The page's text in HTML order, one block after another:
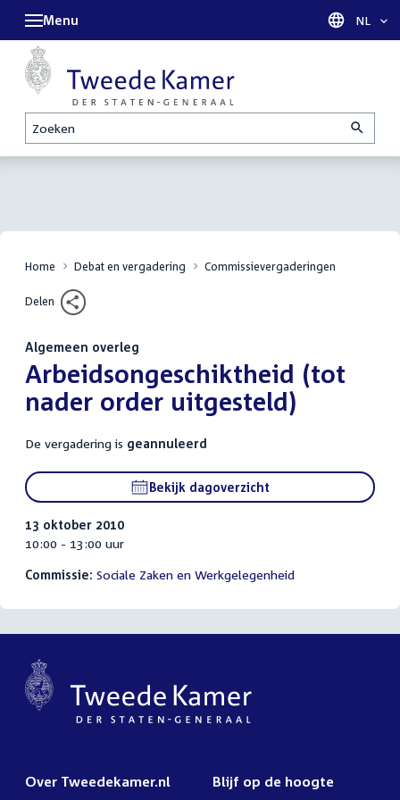
Zoeken
Menu Taal
NL
Home Debat en vergadering Commissievergaderingen
Delen
Algemeen overleg
Arbeidsongeschiktheid (tot
nader order uitgesteld)
De vergadering is geannuleerd
Bekijk dagoverzicht
13 oktober 2010
10:00 - 13:00 uur
Commissie: Sociale Zaken en Werkgelegenheid
Over Tweedekamer.nl Blijf op de hoogte